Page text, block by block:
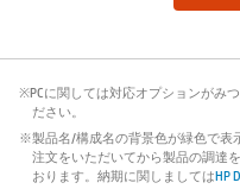
※PCに関しては対応オプションがみつ
ださい。
※製品名/構成名の背景色が緑色で表
注文をいただいてから製品の調達
おります。納期に関しましてはHP